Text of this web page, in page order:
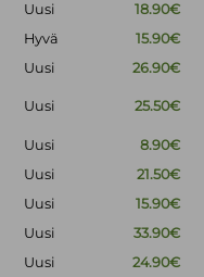
Uusi
18.90€
Hyvä
15.90€
Uusi
26.90€
Uusi 25.50€
Uusi
8.90€
Uusi
21.50€
Uusi
15.90€
Uusi
33.90€
Uusi
24.90€